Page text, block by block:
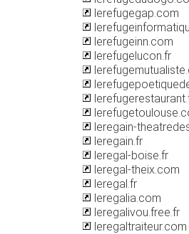
lerefugegap.com
lerefugeinn.com
lerefugelucon.fr
leregain-
leregain.fr
leregal-boise.fr
leregal-theix.com
leregal.fr
leregalia.com
leregalivou.free.fr
leregaltraiteur.com